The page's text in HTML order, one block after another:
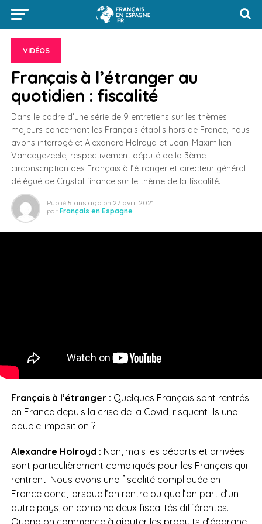
VIDÉOS
Français à l’étranger au
quotidien : fiscalité
Dans le cadre d’une série de 9 entretiens sur les thèmes
majeurs concernant les Français établis hors de France, nous
avons interrogé et Alexandre Holroyd et Jean-Maximilien
Vancayezeele, respectivement député de la 3ème
circonscription des Français à l’étranger et directeur général
délégué de Crystal finance sur le thème de la fiscalité.
Publié 5 ans ago on 27 avril 2021
par Français en Espagne
Français à l’étranger : Quelques Français sont rentrés
en France depuis la crise de la Covid, risquent-ils une
double-imposition ?
Alexandre Holroyd : Non, mais les départs et arrivées
sont particulièrement compliqués pour les Français qui
rentrent. Nous avons une fiscalité compliquée en
France donc, lorsque l’on rentre ou que l’on part d’un
autre pays, on combine deux fiscalités différentes.
Quand on commence à ajouter les produits d’épargne